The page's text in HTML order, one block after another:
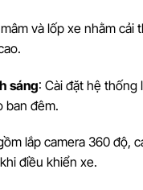
và lốp xe nhằm
sáng: Cài đặt hệ thống
ban đêm.
lắp camera 360 độ,
điều khiển xe.